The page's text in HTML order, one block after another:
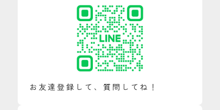
お友達登録して、質問してね！